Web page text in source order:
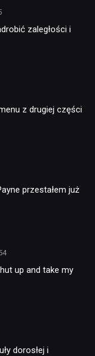
zaległości i
z drugiej części
przestałem już
up and take my
dorosłej i